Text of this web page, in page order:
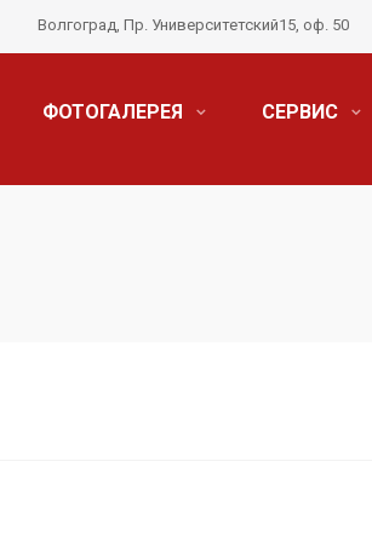
Волгоград, Пр. Университетский15, оф. 50
ФОТОГАЛЕРЕЯ СЕРВИС